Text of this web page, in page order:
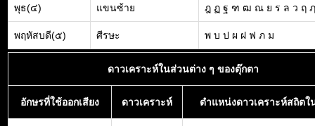
พุธ(๔) แขนซ้าย ฎ ฏ ฐ ฑ ฒ ณ ย ร ล ว ฤ ฦ
พฤหัสบดี(๕) ศีรษะ พ บ ป ผ ฝ ฟ ภ ม
ดาวเคราะห์ในส่วนต่าง ๆ ของตุ๊กตา
อักษรที่ใช้ออกเสียง ดาวเคราะห์ ตำแหน่งดาวเคราะห์สถิตใ